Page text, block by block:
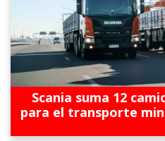
Scania suma 12
para el transporte